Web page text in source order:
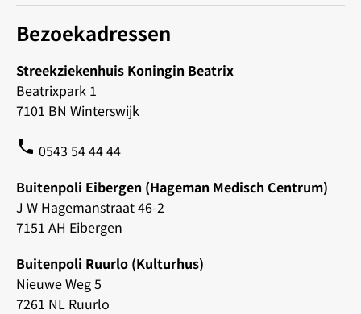
Bezoekadressen
Streekziekenhuis Koningin Beatrix
Beatrixpark 1
7101 BN Winterswijk
phone 0543 54 44 44
Buitenpoli Eibergen (Hageman Medisch Centrum)
J W Hagemanstraat 46-2
7151 AH Eibergen
Buitenpoli Ruurlo (Kulturhus)
Nieuwe Weg 5
7261 NL Ruurlo